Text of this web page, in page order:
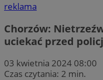
reklama
Chorzów:
uciekać przed
03 kwietnia 2024 08:00
Czas czytania: 2 min.